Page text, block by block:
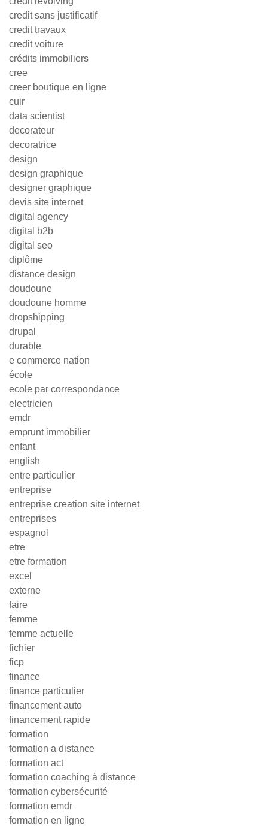
credit sans justificatif
credit travaux
credit voiture
crédits immobiliers
cree
creer boutique en ligne
cuir
data scientist
decorateur
decoratrice
design
design graphique
designer graphique
devis site internet
digital agency
digital b2b
digital seo
diplôme
distance design
doudoune
doudoune homme
dropshipping
drupal
durable
e commerce nation
école
ecole par correspondance
electricien
emdr
emprunt immobilier
enfant
english
entre particulier
entreprise
entreprise creation site internet
entreprises
espagnol
etre
etre formation
excel
externe
faire
femme
femme actuelle
fichier
ficp
finance
finance particulier
financement auto
financement rapide
formation
formation a distance
formation act
formation coaching à distance
formation cybersécurité
formation emdr
formation en ligne